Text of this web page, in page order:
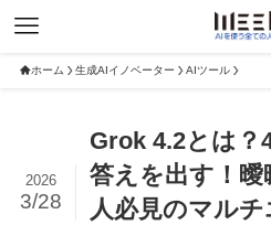
ホーム 生成AIイノベーター AIツール
Grok 4.2とは？
答えを出す！曖
人必見のマル
2026
3/28